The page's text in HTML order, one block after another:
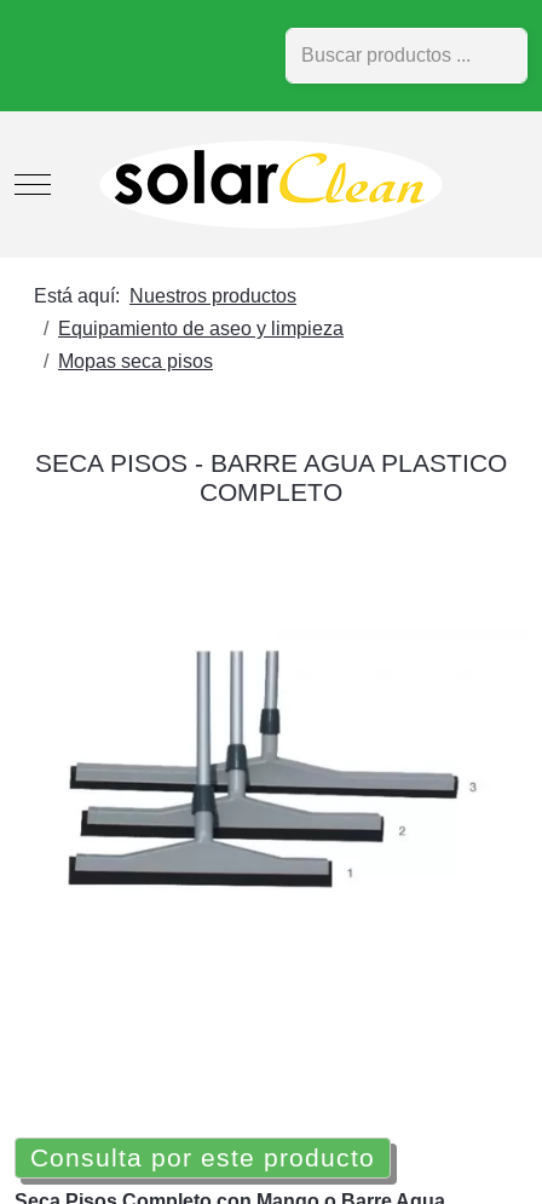
Buscar
Mobile Menu Toggle
Está aquí:
Nuestros productos
Equipamiento de aseo y limpieza
Mopas seca pisos
SECA PISOS - BARRE AGUA PLASTICO
COMPLETO
Consulta por este producto